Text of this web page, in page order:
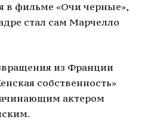
в фильме «Очи черные»,
стал сам Марчелло
из Франции
собственность»
актером